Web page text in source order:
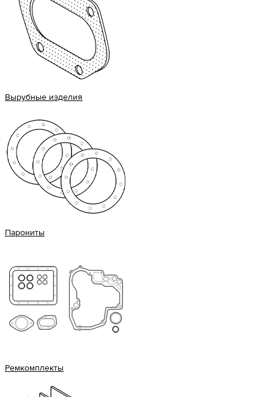
Вырубные изделия
Парониты
Ремкомплекты